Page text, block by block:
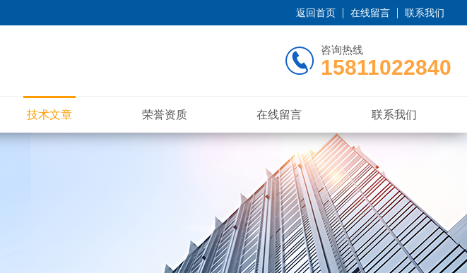
返回首页 在线留言 联系我们
咨询热线
15811022840
技术文章 荣誉资质 在线留言 联系我们